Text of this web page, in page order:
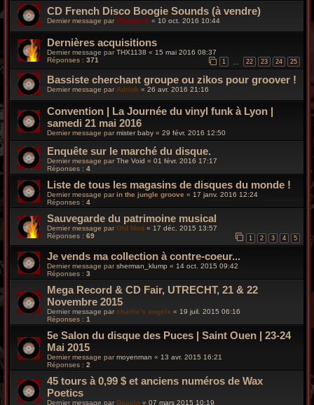
CD French Disco Boogie Sounds (à vendre)
Dernier message par Wonder B « 10 oct. 2016 10:44
Dernières acquisitions
Dernier message parTHX1138 « 15 mai 2016 08:37
Réponses : 371 1 22 23 24 25
Bassiste cherchant groupe ou zikos pour groover !
Dernier message par Adriok « 26 avr. 2016 21:16
Convention | La Journée du vinyl funk à Lyon |
samedi 21 mai 2016
Dernier message par mister baby « 29 févr. 2016 12:50
Enquête sur le marché du disque.
Dernier message par The Void « 01 févr. 2016 17:17
Réponses : 4
Liste de tous les magasins de disques du monde !
Dernier message parin the jungle groove « 17 janv. 2016 12:24
Réponses : 4
Sauvegarde du patrimoine musical
Dernier message par Old Mod « 17 déc. 2015 13:57
Réponses : 69 1 2 3 4 5
Je vends ma collection à contre-coeur...
Dernier message parsherman_klump « 14 oct. 2015 09:42
Réponses : 3
Mega Record & CD Fair, UTRECHT, 21 & 22
Novembre 2015
Dernier message par charlie's angels « 19 juil. 2015 06:16
Réponses : 1
5e Salon du disque des Puces | Saint Ouen | 23-24
Mai 2015
Dernier message par moyenman « 13 avr. 2015 16:21
Réponses : 2
45 tours à 0,99 $ et anciens numéros de Wax
Poetics
Dernier message par Daasiq « 07 mars 2015 10:19